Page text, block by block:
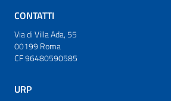
CONTATTI
Via di Villa Ada, 55
00199 Roma
CF 96480590585
URP